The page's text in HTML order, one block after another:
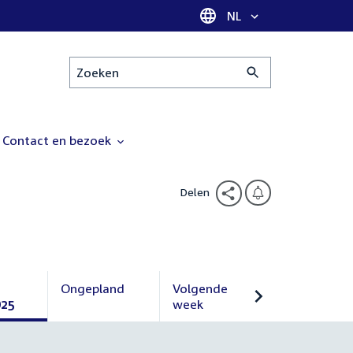
Taal selectie
NL
Zoeken
Contact en bezoek
Delen
Ongepland
Volgende
week
Volgende